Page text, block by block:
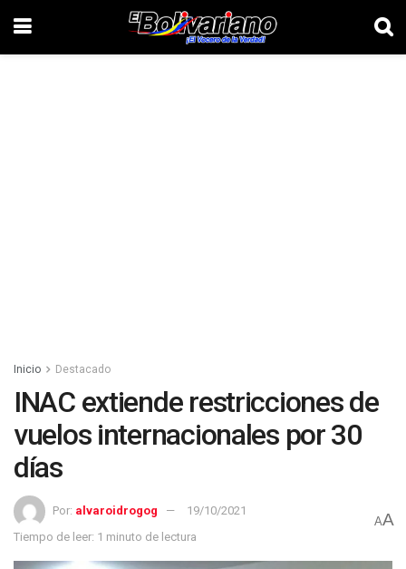
Inicio Destacado
INAC extiende restricciones de
vuelos internacionales por 30
días
Por: alvaroidrogog
19/10/2021
Tiempo de leer: 1 minuto de lectura
AA